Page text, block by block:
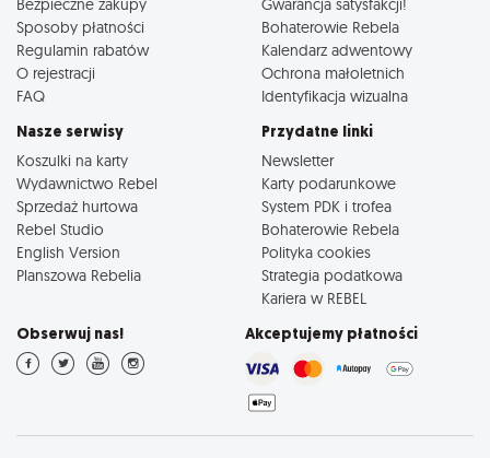
Sposoby płatności
Regulamin rabatów
O rejestracji
FAQ
Bohaterowie Rebela
Kalendarz adwentowy
Ochrona małoletnich
Identyfikacja wizualna
Nasze serwisy
Koszulki na karty
Wydawnictwo Rebel
Sprzedaż hurtowa
Rebel Studio
English Version
Planszowa Rebelia
Przydatne linki
Newsletter
Karty podarunkowe
System PDK i trofea
Bohaterowie Rebela
Polityka cookies
Strategia podatkowa
Kariera w REBEL
Obserwuj nas! Akceptujemy płatności